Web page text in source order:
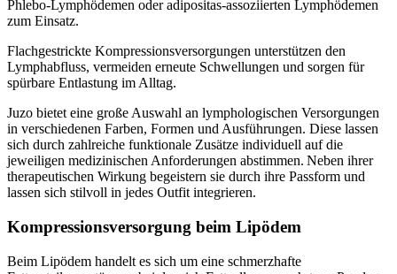
Phlebo-Lymphödemen oder adipositas-assoziierten Lymphödemen
zum Einsatz.
Flachgestrickte Kompressionsversorgungen unterstützen den
Lymphabfluss, vermeiden erneute Schwellungen und sorgen für
spürbare Entlastung im Alltag.
Juzo bietet eine große Auswahl an lymphologischen Versorgungen
in verschiedenen Farben, Formen und Ausführungen. Diese lassen
sich durch zahlreiche funktionale Zusätze individuell auf die
jeweiligen medizinischen Anforderungen abstimmen. Neben ihrer
therapeutischen Wirkung begeistern sie durch ihre Passform und
lassen sich stilvoll in jedes Outfit integrieren.
Kompressionsversorgung beim Lipödem
Beim Lipödem handelt es sich um eine schmerzhafte